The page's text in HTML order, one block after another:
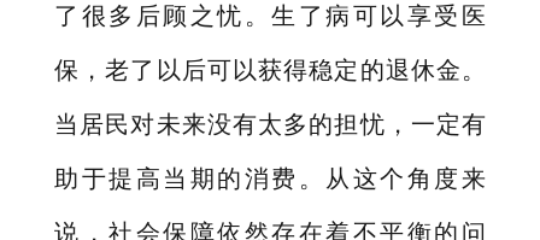
了很多后顾之忧。生了病可以享受医
保，老了以后可以获得稳定的退休金。
当居民对未来没有太多的担忧，一定有
助于提高当期的消费。从这个角度来
说，社会保障依然存在着不平衡的问